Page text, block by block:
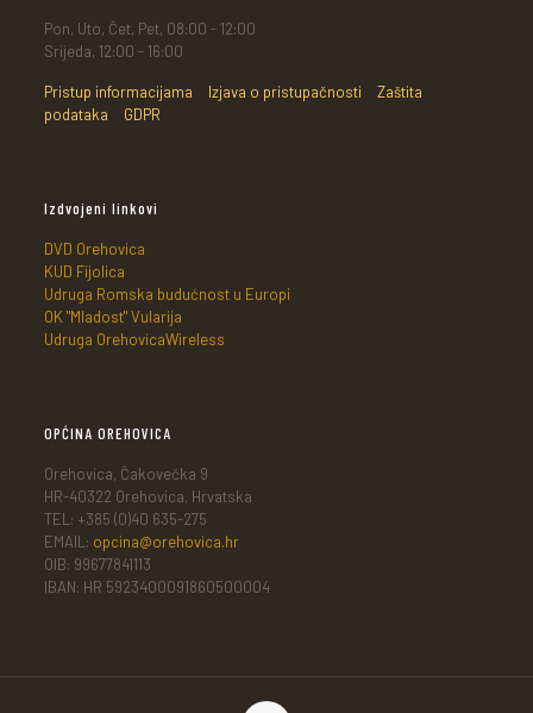
Pon, Uto, Čet, Pet, 08:00 - 12:00
Srijeda, 12:00 - 16:00
Pristup informacijama Izjava o pristupačnosti
Zaštita
podataka
GDPR
Izdvojeni linkovi
DVD Orehovica
KUD Fijolica
Udruga Romska budućnost u Europi
OK "Mladost" Vularija
Udruga OrehovicaWireless
OPĆINA OREHOVICA
Orehovica, Čakovečka 9
HR-40322 Orehovica, Hrvatska
TEL: +385 (0)40 635-275
EMAIL: opcina@orehovica.hr
OIB: 99677841113
IBAN: HR 5923400091860500004